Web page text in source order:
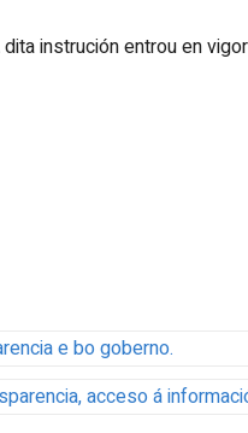
instrución entrou en
e bo goberno.
acceso á